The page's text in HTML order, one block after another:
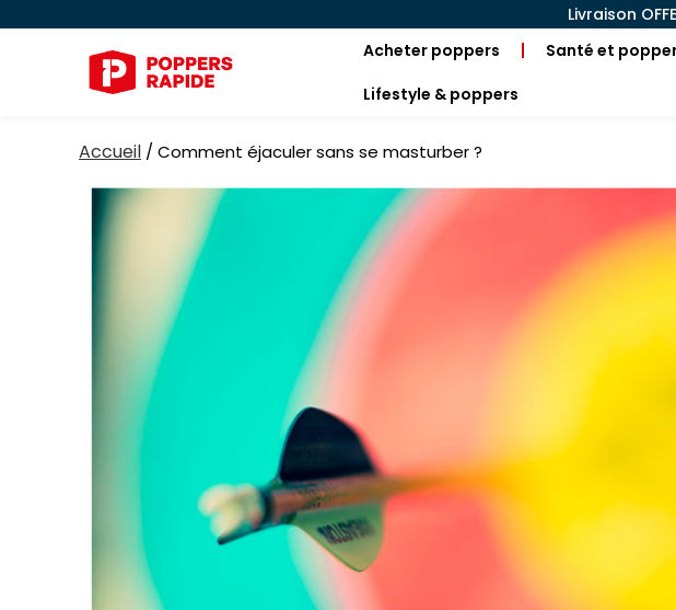
Livraison
Acheter poppers
Santé et
Lifestyle & poppers
Accueil / Comment éjaculer sans se masturber ?